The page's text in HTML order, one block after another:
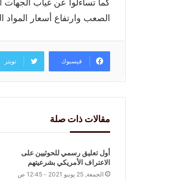
كما تساءلوا عن غياب
الصعب وارتفاع أسعار المواد
فيسبوك تويتر
مقالات ذات صلة
أول تعليق رسمي للحوثيين على
الاعتراف الأمريكي بشرعيتهم
الجمعة, 25 يونيو 2021 - 12:45 ص